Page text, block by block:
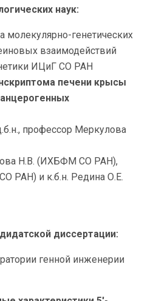
наук:
молекулярно-генетических
взаимодействий
ИЦиГ СО РАН
печени крысы
профессор Меркулова
Н.В. (ИХБФМ СО РАН),
РАН) и к.б.н. Редина О.Е.
диссертации:
генной инженерии